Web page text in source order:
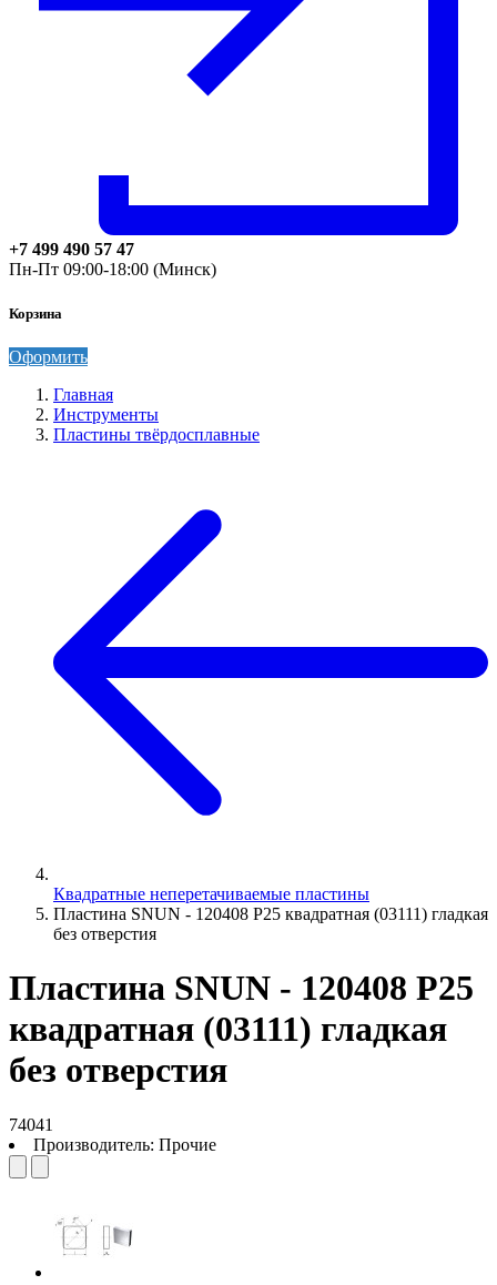
+7 499 490 57 47
Пн-Пт 09:00-18:00 (Минск)
Корзина
Оформить
Главная
Инструменты
Пластины твёрдосплавные
Квадратные неперетачиваемые пластины
Пластина SNUN - 120408 P25 квадратная (03111) гладкая
без отверстия
Пластина SNUN - 120408 P25
квадратная (03111) гладкая
без отверстия
74041
Производитель: Прочие